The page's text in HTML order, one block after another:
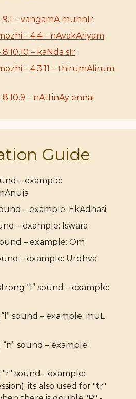
– vangamA munnIr
– 4.4 – nAvakAriyam
– kaNda sIr
– 4.3.11 – thirumAlirum
– nAttinAy ennai
Guide
– example:
– example: EkAdhasi
– example: Iswara
– example: Om
– example: Urdhva
“l” sound – example:
sound – example: muL
sound – example:
sound - example:
its also used for "tr"